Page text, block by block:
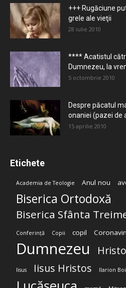
+++ Rugăciune
grele ale vieţii
28 iulie 2010
**** Acatistul
Dumnezeu, la
5 octombrie 2010
Despre păcatul
onaniei (pazei de
15 aprilie 2010
Etichete
Academia de Teologie Anul nou
Biserica Ortodoxă
Biserica Sfânta
Conferință Copii copil
Dumnezeu
Iisus Iisus Hristos Ilarion